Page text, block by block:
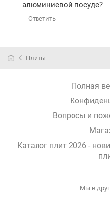
алюминиевой посуде?
Ответить
Плиты
Полная
Вопросы и
Каталог плит 2026 -
Мы в